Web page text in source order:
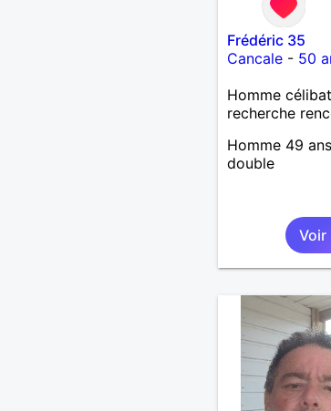
Frédéric 35
Cancale- 50
Homme
recherche
Homme 49
double
Voir